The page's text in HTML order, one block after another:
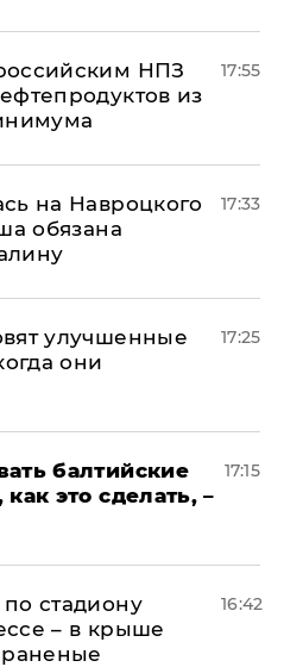
НПЗ
из
17:55
на Навроцкого
обязана
17:33
улучшенные
они
17:25
балтийские
это сделать, –
17:15
стадиону
– в крыше
16:42